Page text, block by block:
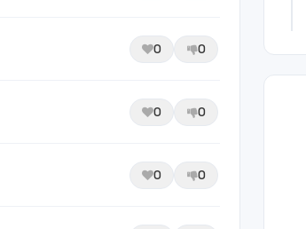
0 0
0 0
0 0